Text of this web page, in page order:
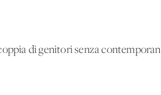
di genitori senza